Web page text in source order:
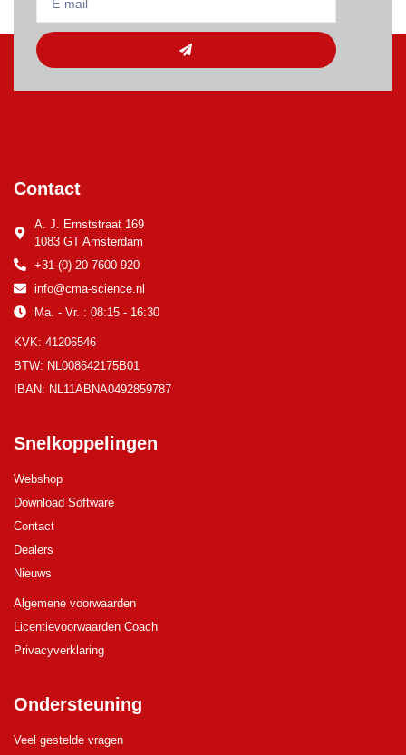
Contact
A. J. Ernststraat 169
1083 GT Amsterdam
+31 (0) 20 7600 920
info@cma-science.nl
Ma. - Vr. : 08:15 - 16:30
KVK: 41206546
BTW: NL008642175B01
IBAN: NL11ABNA0492859787
Snelkoppelingen
Webshop
Download Software
Contact
Dealers
Nieuws
Algemene voorwaarden
Licentievoorwaarden Coach
Privacyverklaring
Ondersteuning
Veel gestelde vragen